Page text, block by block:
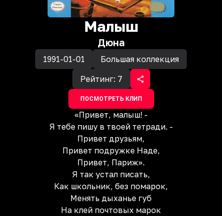
Малыш
Дюна
1991-01-01
Большая коллекция
Рейтинг: 7
ПОСМОТРЕТЬ КЛИП
«Привет, малыш! -
Я тебе пишу в твоей тетради. -
Привет друзьям,
Привет подружке Hаде,
Привет, Париж».
Я так устал писать,
Как школьник, без помарок,
Менять дыханье губ
На клей почтовых марок